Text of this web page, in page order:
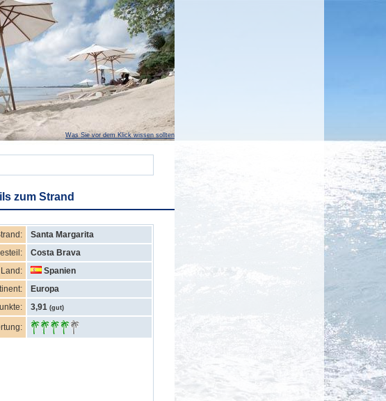
Was Sie vor dem Klick wissen sollten
zum Strand
Santa Margarita
Costa Brava
Land:
Spanien
Europa
3,91 (gut)